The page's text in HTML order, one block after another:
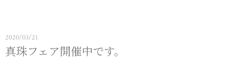
2020/03/21
真珠フェア開催中です。